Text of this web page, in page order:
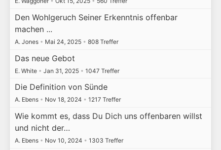
Den Wohlgeruch Seiner Erkenntnis offenbar
machen ...
A. Jones • Mai 24, 2025 • 808 Treffer
Das neue Gebot
E. White • Jan 31, 2025 • 1047 Treffer
Die Definition von Sünde
A. Ebens • Nov 18, 2024 • 1217 Treffer
Wie kommt es, dass Du Dich uns offenbaren willst
und nicht der…
A. Ebens • Nov 10, 2024 • 1303 Treffer